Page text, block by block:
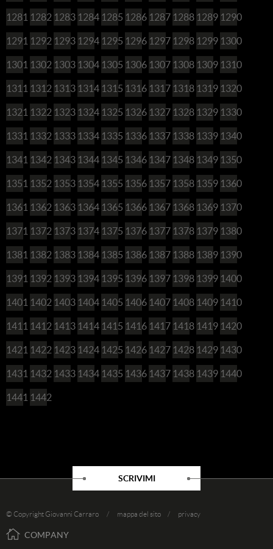
1281 1282 1283 1284 1285 1286 1287 1288 1289 1290
1291 1292 1293 1294 1295 1296 1297 1298 1299 1300
1301 1302 1303 1304 1305 1306 1307 1308 1309 1310
1311 1312 1313 1314 1315 1316 1317 1318 1319 1320
1321 1322 1323 1324 1325 1326 1327 1328 1329 1330
1331 1332 1333 1334 1335 1336 1337 1338 1339 1340
1341 1342 1343 1344 1345 1346 1347 1348 1349 1350
1351 1352 1353 1354 1355 1356 1357 1358 1359 1360
1361 1362 1363 1364 1365 1366 1367 1368 1369 1370
1371 1372 1373 1374 1375 1376 1377 1378 1379 1380
1381 1382 1383 1384 1385 1386 1387 1388 1389 1390
1391 1392 1393 1394 1395 1396 1397 1398 1399 1400
1401 1402 1403 1404 1405 1406 1407 1408 1409 1410
1411 1412 1413 1414 1415 1416 1417 1418 1419 1420
1421 1422 1423 1424 1425 1426 1427 1428 1429 1430
1431 1432 1433 1434 1435 1436 1437 1438 1439 1440
1441 1442
SCRIVIMI
© Copyright Giovanni Carraro / mappa del sito / privacy
COMPANY